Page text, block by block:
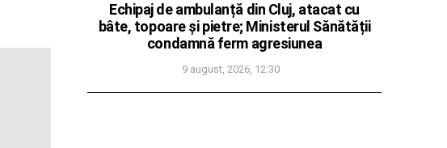
Echipaj de ambulanță din Cluj, atacat cu
bâte, topoare și pietre; Ministerul Sănătății
condamnă ferm agresiunea
9 august, 2026, 12:30